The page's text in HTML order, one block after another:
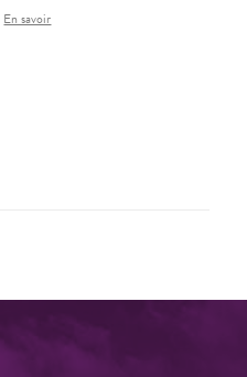
En savoir